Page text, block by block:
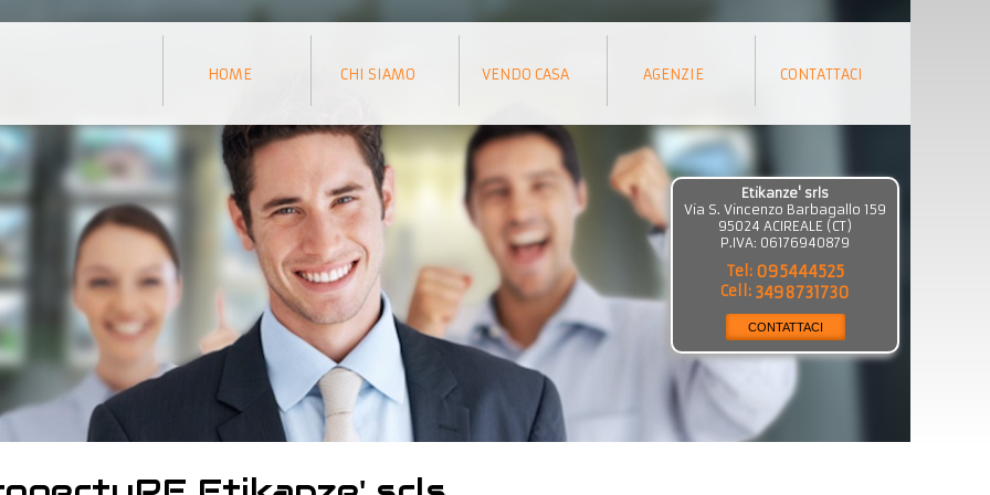
HOME CHI SIAMO VENDO CASA AGENZIE CONTATTACI
Etikanze' srls
Via S. Vincenzo Barbagallo 159
95024 ACIREALE ( CT)
P.IVA: 06176940879
Tel: 095444525
Cell: 3498731730
CONTATTACI